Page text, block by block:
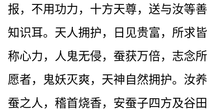
报，不用功力，十方天尊，送与汝等善
知识耳。天人拥护，日见贵富，所求皆
称心力，人鬼无侵，蚕获万倍，志念所
愿者，鬼妖灭爽，天神自然拥护。汝养
蚕之人，稽首烧香，安蚕子四方及谷田